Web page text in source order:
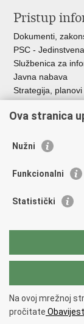
Pristup
Dokumenti,
PSC -
Službenica za
Javna nabava
Strategija, planovi
Korisne
Vlada RH
ASOO
CARNET
Copyright © 2026
korištenjaIzjava o
Ova stranica
Nužni
Funkcionalni
Statistički
Na ovoj mrežnoj
pročitate